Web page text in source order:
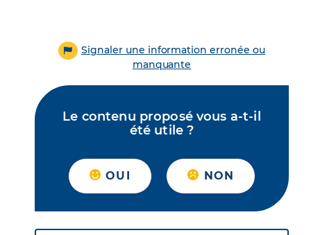
Signaler une information erronée ou
manquante
Le contenu proposé vous a-t-il
été utile ?
OUI NON